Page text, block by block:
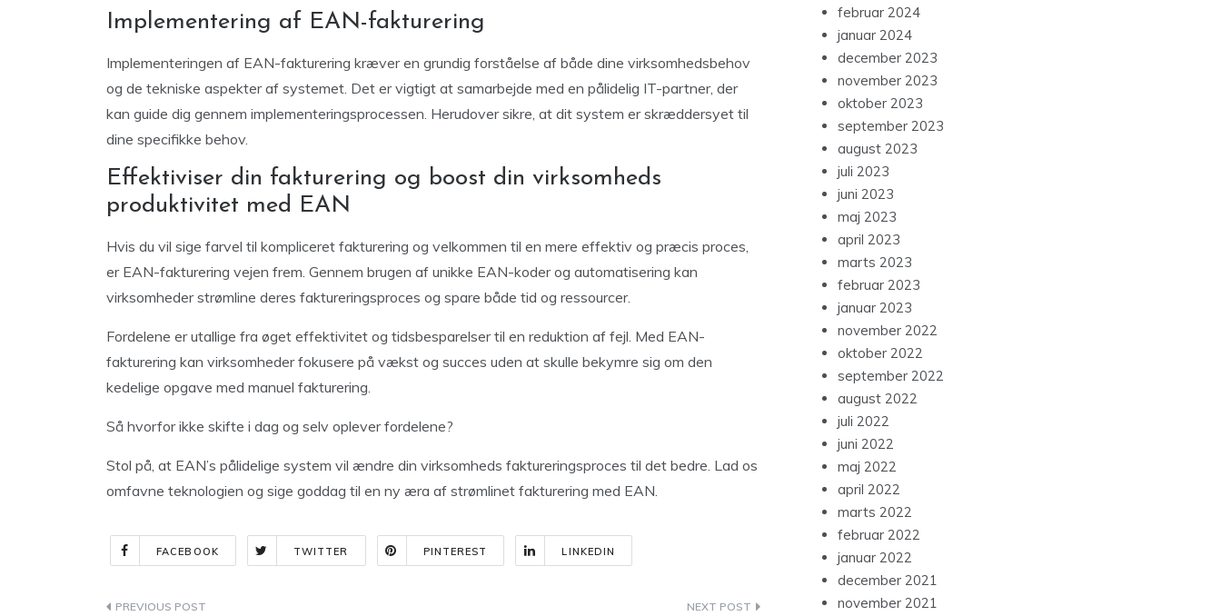
Implementering af EAN-fakturering
Implementeringen af EAN-fakturering kræver en grundig forståelse af både dine virksomhedsbehov
og de tekniske aspekter af systemet. Det er vigtigt at samarbejde med en pålidelig IT-partner, der
kan guide dig gennem implementeringsprocessen. Herudover sikre, at dit system er skræddersyet til
dine specifikke behov.
Effektiviser din fakturering og boost din virksomheds
produktivitet med EAN
Hvis du vil sige farvel til kompliceret fakturering og velkommen til en mere effektiv og præcis proces,
er EAN-fakturering vejen frem. Gennem brugen af unikke EAN-koder og automatisering kan
virksomheder strømline deres faktureringsproces og spare både tid og ressourcer.
Fordelene er utallige fra øget effektivitet og tidsbesparelser til en reduktion af fejl. Med EAN-
fakturering kan virksomheder fokusere på vækst og succes uden at skulle bekymre sig om den
kedelige opgave med manuel fakturering.
Så hvorfor ikke skifte i dag og selv oplever fordelene?
Stol på, at EAN’s pålidelige system vil ændre din virksomheds faktureringsproces til det bedre. Lad os
omfavne teknologien og sige goddag til en ny æra af strømlinet fakturering med EAN.
FACEBOOK TWITTER PINTEREST LINKEDIN
Indlægsnavigation
februar 2024
januar 2024
december 2023
november 2023
oktober 2023
september 2023
august 2023
juli 2023
juni 2023
maj 2023
april 2023
marts 2023
februar 2023
januar 2023
november 2022
oktober 2022
september 2022
august 2022
juli 2022
juni 2022
maj 2022
april 2022
marts 2022
februar 2022
januar 2022
december 2021
november 2021